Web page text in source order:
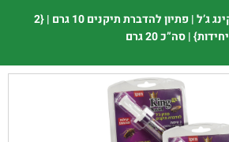
קינג ג’ל | פתיון להדברת תיקנים 10 גרם | {2
יחידות} | סה”כ 20 גרם